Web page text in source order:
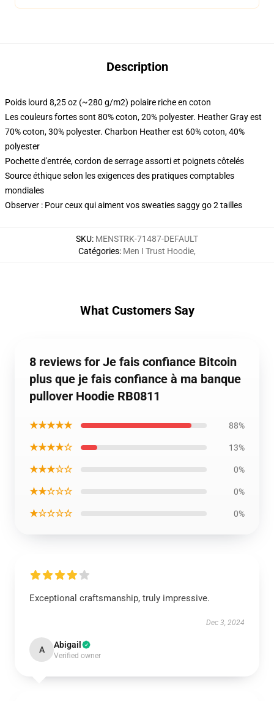
Description
Poids lourd 8,25 oz (~280 g/m2) polaire riche en coton
Les couleurs fortes sont 80% coton, 20% polyester. Heather Gray est
70% coton, 30% polyester. Charbon Heather est 60% coton, 40%
polyester
Pochette d'entrée, cordon de serrage assorti et poignets côtelés
Source éthique selon les exigences des pratiques comptables
mondiales
Observer : Pour ceux qui aiment vos sweaties saggy go 2 tailles
SKU: MENSTRK-71487-DEFAULT
Catégories: Men I Trust Hoodie,
What Customers Say
8 reviews for Je fais confiance Bitcoin
plus que je fais confiance à ma banque
pullover Hoodie RB0811
★★★★★ 88%
★★★★☆ 13%
★★★☆☆ 0%
★★☆☆☆ 0%
★☆☆☆☆ 0%
Exceptional craftsmanship, truly impressive.
Dec 3, 2024
A Abigail
Verified owner